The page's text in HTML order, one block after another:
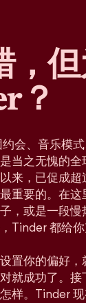
，
？
会、音乐模
当之无愧的全
来，已促成
重要的。在
，或是一段
Tinder 都给你
置你的偏好
就成功了。
样。Tinder